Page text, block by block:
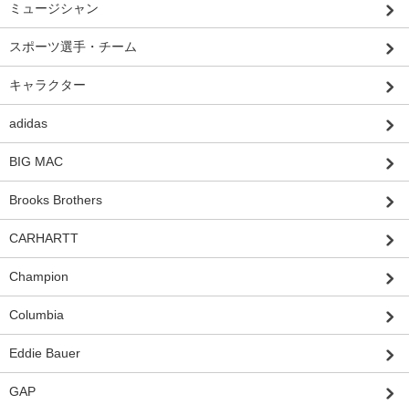
ミュージシャン
スポーツ選手・チーム
キャラクター
adidas
BIG MAC
Brooks Brothers
CARHARTT
Champion
Columbia
Eddie Bauer
GAP